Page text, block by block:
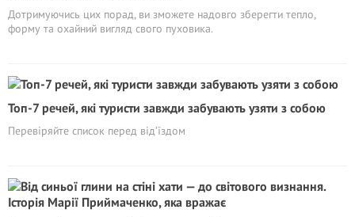
Дотримуючись цих порад, ви зможете надовго зберегти тепло,
форму та охайний вигляд свого пуховика.
Топ-7 речей, які туристи завжди забувають узяти з собою
Перевіряйте список перед від’їздом